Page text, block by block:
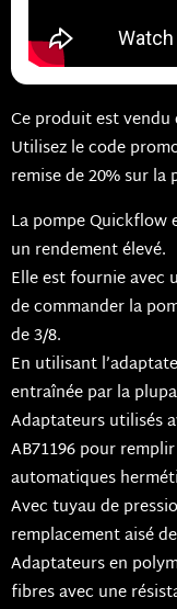
Ce produit est
Utilisez le code
remise de 20% sur la
La pompe Quickflow
un rendement élevé.
Elle est fournie
de commander la
de 3/8.
En utilisant
entraînée par la
Adaptateurs utilisés
AB71196 pour
automatiques
Avec tuyau de
remplacement aisé
Adaptateurs en
fibres avec une